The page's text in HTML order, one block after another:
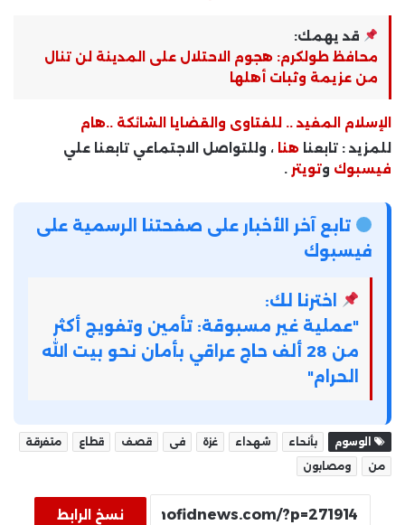
قد يهمك:
محافظ طولكرم: هجوم الاحتلال على المدينة لن تنال
من عزيمة وثبات أهلها
الإسلام المفيد .. للفتاوى والقضايا الشائكة ..هام
للمزيد : تابعنا هنا ، وللتواصل الاجتماعي تابعنا علي
فيسبوك وتويتر .
تابع آخر الأخبار على صفحتنا الرسمية على
فيسبوك
اخترنا لك:
"عملية غير مسبوقة: تأمين وتفويج أكثر
من 28 ألف حاج عراقي بأمان نحو بيت الله
الحرام"
الوسوم بأنحاء شهداء غزة فى قصف قطاع
متفرقة
من
ومصابون
نسخ الرابط